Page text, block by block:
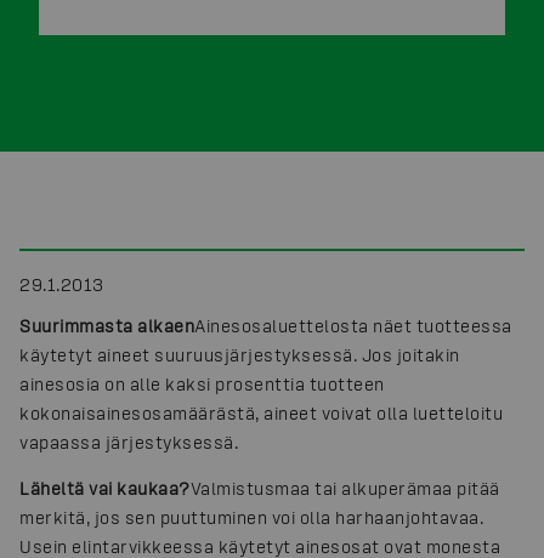
29.1.2013
Suurimmasta alkaenAinesosaluettelosta näet tuotteessa
käytetyt aineet suuruusjärjestyksessä. Jos joitakin
ainesosia on alle kaksi prosenttia tuotteen
kokonaisainesosamäärästä, aineet voivat olla luetteloitu
vapaassa järjestyksessä.
Läheltä vai kaukaa?Valmistusmaa tai alkuperämaa pitää
merkitä, jos sen puuttuminen voi olla harhaanjohtavaa.
Usein elintarvikkeessa käytetyt ainesosat ovat monesta